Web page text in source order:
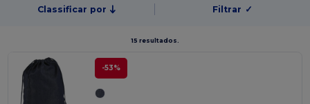
Classificar por Filtrar ✓
15 resultados.
-53%